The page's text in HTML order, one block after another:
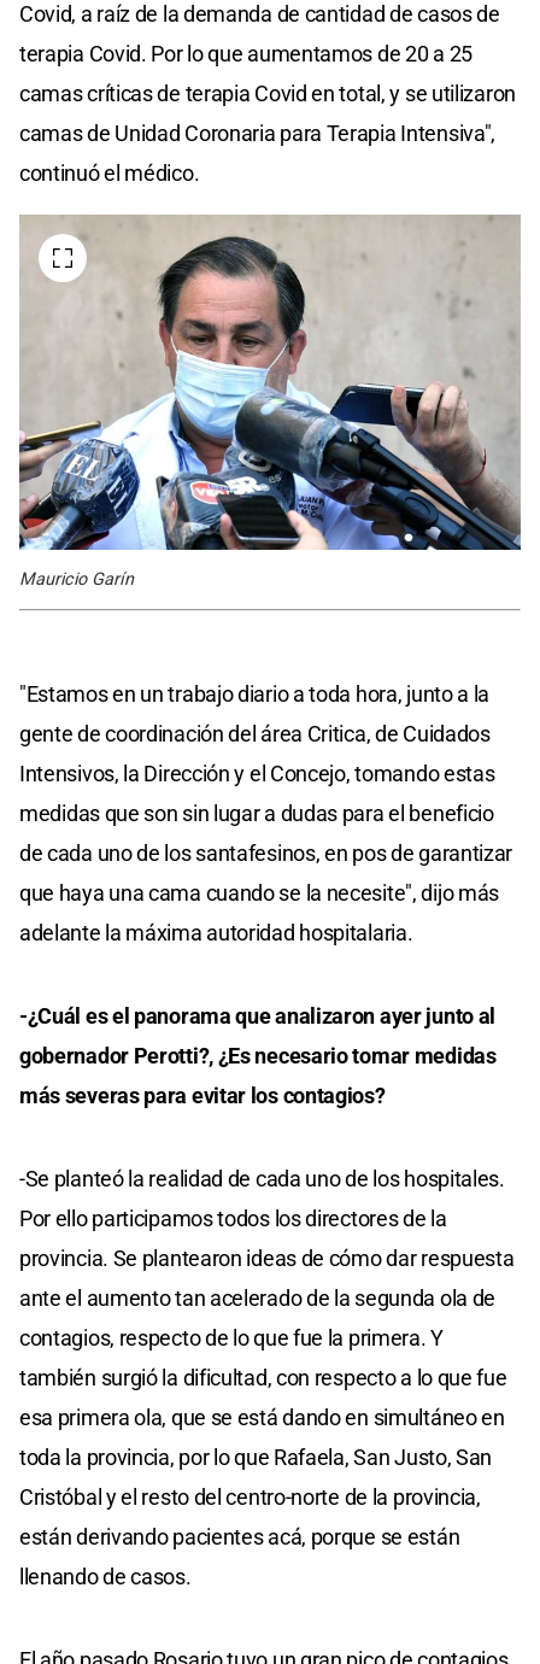
Covid, a raíz de la demanda de cantidad de casos de
terapia Covid. Por lo que aumentamos de 20 a 25
camas críticas de terapia Covid en total, y se utilizaron
camas de Unidad Coronaria para Terapia Intensiva",
continuó el médico.
Mauricio Garín
"Estamos en un trabajo diario a toda hora, junto a la
gente de coordinación del área Critica, de Cuidados
Intensivos, la Dirección y el Concejo, tomando estas
medidas que son sin lugar a dudas para el beneficio
de cada uno de los santafesinos, en pos de garantizar
que haya una cama cuando se la necesite", dijo más
adelante la máxima autoridad hospitalaria.
-¿Cuál es el panorama que analizaron ayer junto al
gobernador Perotti?, ¿Es necesario tomar medidas
más severas para evitar los contagios?
-Se planteó la realidad de cada uno de los hospitales.
Por ello participamos todos los directores de la
provincia. Se plantearon ideas de cómo dar respuesta
ante el aumento tan acelerado de la segunda ola de
contagios, respecto de lo que fue la primera. Y
también surgió la dificultad, con respecto a lo que fue
esa primera ola, que se está dando en simultáneo en
toda la provincia, por lo que Rafaela, San Justo, San
Cristóbal y el resto del centro-norte de la provincia,
están derivando pacientes acá, porque se están
llenando de casos.